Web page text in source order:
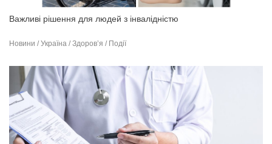
Важливі рішення для людей з інвалідністю
Новини / Україна / Здоров’я / Події